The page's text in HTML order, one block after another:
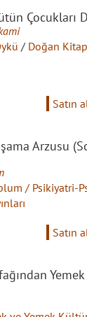
Çocukları
/ Doğan Kitap
Satın al
Arzusu
/ Psikiyatri-
Satın al